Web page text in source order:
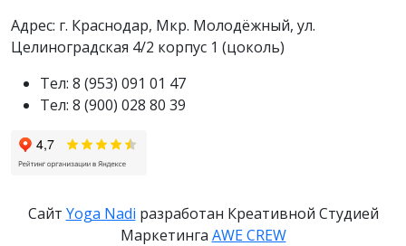
Адрес: г. Краснодар, Мкр. Молодëжный, ул.
Целиноградская 4/2 корпус 1 (цоколь)
Тел: 8 (953) 091 01 47
Тел: 8 (900) 028 80 39
Сайт Yoga Nadi разработан Креативной Студией
Маркетинга AWE CREW